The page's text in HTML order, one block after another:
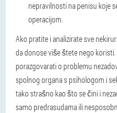
nepravilnosti na penisu koje
operacijom.
Ako pratite i analizirate sve
da donose više štete nego
porazgovarati o problemu
spolnog organa s psihologom i
tako strašno kao što se čini i
samo predrasudama ili